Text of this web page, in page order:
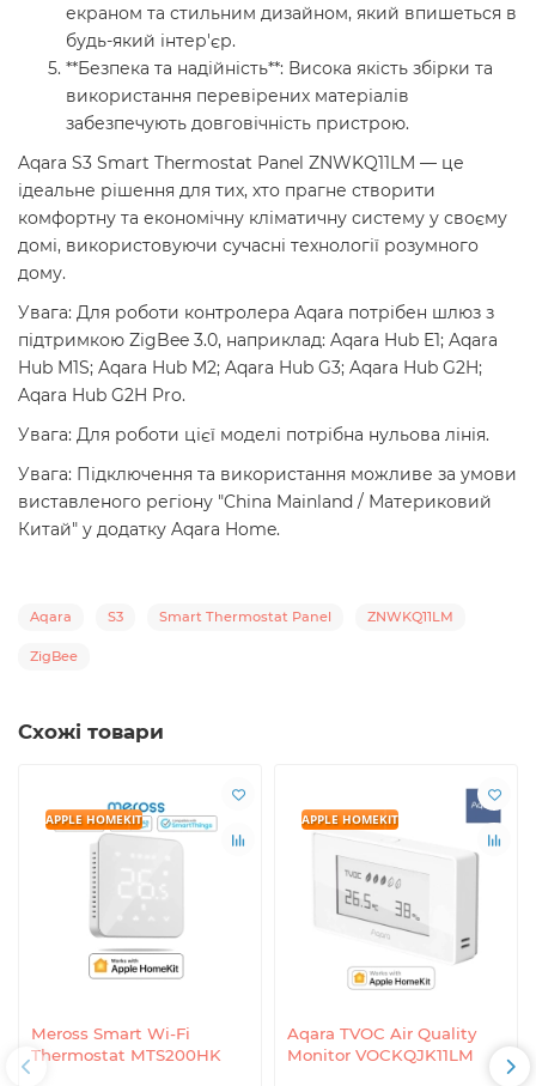
екраном та стильним дизайном, який впишеться в
будь-який інтер'єр.
**Безпека та надійність**: Висока якість збірки та
використання перевірених матеріалів
забезпечують довговічність пристрою.
Aqara S3 Smart Thermostat Panel ZNWKQ11LM — це
ідеальне рішення для тих, хто прагне створити
комфортну та економічну кліматичну систему у своєму
домі, використовуючи сучасні технології розумного
дому.
Увага: Для роботи контролера Aqara потрібен шлюз з
підтримкою ZigBee 3.0, наприклад: Aqara Hub E1; Aqara
Hub M1S; Aqara Hub M2; Aqara Hub G3; Aqara Hub G2H;
Aqara Hub G2H Pro.
Увага: Для роботи цієї моделі потрібна нульова лінія.
Увага: Підключення та використання можливе за умови
виставленого регіону "China Mainland / Материковий
Китай" у додатку Aqara Home.
Aqara S3 Smart Thermostat Panel ZNWKQ11LM
ZigBee
Схожі товари
Meross Smart Wi-Fi
Thermostat MTS200HK
APPLE HOMEKIT
Aqara TVOC Air Quality
Monitor VOCKQJK11LM
APPLE HOMEKIT